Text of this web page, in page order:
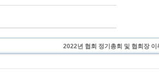
2022년 협회 정기총회 및 협회장 이